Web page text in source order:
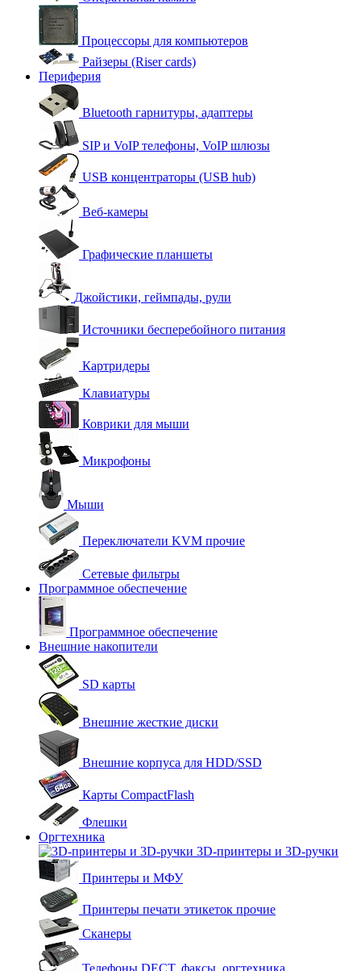
Процессоры для компьютеров
Райзеры (Riser cards)
Периферия
Bluetooth гарнитуры, адаптеры
SIP и VoIP телефоны, VoIP шлюзы
USB концентраторы (USB hub)
Веб-камеры
Графические планшеты
Джойстики, геймпады, рули
Источники бесперебойного питания
Картридеры
Клавиатуры
Коврики для мыши
Микрофоны
Мыши
Переключатели KVM прочие
Сетевые фильтры
Программное обеспечение
Программное обеспечение
Внешние накопители
SD карты
Внешние жесткие диски
Внешние корпуса для HDD/SSD
Карты CompactFlash
Флешки
Оргтехника
3D-принтеры и 3D-ручки
Принтеры и МФУ
Принтеры печати этикеток прочие
Сканеры
Телефоны DECT, факсы, оргтехника